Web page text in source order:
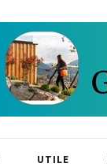
UTILE